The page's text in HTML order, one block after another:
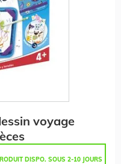
voyage
DISPO. SOUS 2-10 JOURS